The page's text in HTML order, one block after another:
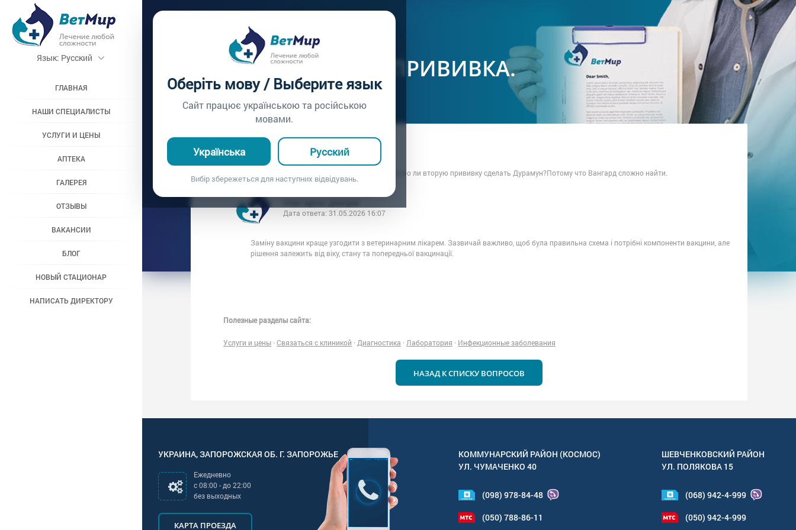
Оберіть мову / Выберите язык
Сайт працює українською та російською
мовами.
Українська Русский
Вибір збережеться для наступних відвідувань.
Язык: Русский
ГЛАВНАЯ
НАШИ СПЕЦИАЛИСТЫ
УСЛУГИ И ЦЕНЫ
АПТЕКА
ГАЛЕРЕЯ
ОТЗЫВЫ
ВАКАНСИИ
БЛОГ
НОВЫЙ СТАЦИОНАР
НАПИСАТЬ ДИРЕКТОРУ
Вопросы врачу /
ПЕРВАЯ И ВТОРАЯ ПРИВИВКА.
Вопрос врачу №288
Вопрос владельца: Елена
Дата вопроса:
10.12.2022 14:36
Сделали первую прививку Вангард плюс 5/CVL.Можно ли вторую прививку сделать Дурамун?Потому что Вангард сложно найти.
Дата ответа: 31.05.2026 16:07
Заміну вакцини краще узгодити з ветеринарним лікарем. Зазвичай важливо, щоб була правильна схема і потрібні компоненти вакцини, але
рішення залежить від віку, стану та попередньої вакцинації.
Полезные разделы сайта:
Услуги и цены · Связаться с клиникой · Диагностика · Лаборатория · Инфекционные заболевания
НАЗАД К СПИСКУ ВОПРОСОВ
УКРАИНА,ЗАПОРОЖСКАЯ ОБ. Г. ЗАПОРОЖЬЕ
Ежедневно
с08:00 - до22:00
без выходных
КАРТА ПРОЕЗДА
КОММУНАРСКИЙ РАЙОН (КОСМОС)
УЛ. ЧУМАЧЕНКО 40
(098) 978-84-48
(050) 788-86-11
ШЕВЧЕНКОВСКИЙ РАЙОН
УЛ. ПОЛЯКОВА 15
(068) 942-4-999
(050) 942-4-999